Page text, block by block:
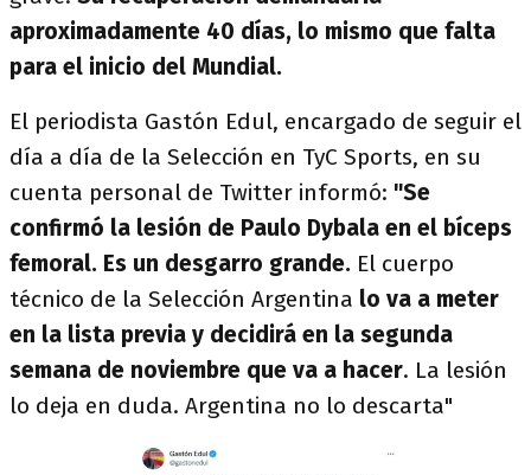
aproximadamente 40 días, lo mismo que falta
para el inicio del Mundial.
El periodista Gastón Edul, encargado de seguir el
día a día de la Selección en TyC Sports, en su
cuenta personal de Twitter informó: "Se
confirmó la lesión de Paulo Dybala en el bíceps
femoral. Es un desgarro grande. El cuerpo
técnico de la Selección Argentina lo va a meter
en la lista previa y decidirá en la segunda
semana de noviembre que va a hacer. La lesión
lo deja en duda. Argentina no lo descarta"